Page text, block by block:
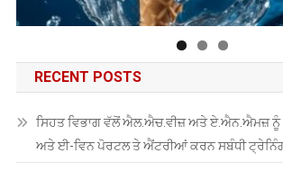
RECENT POSTS
ਸਿਹਤ ਵਿਭਾਗ ਵੱਲੋਂ ਐਲ.ਐਚ.ਵੀਜ਼ ਅਤੇ ਏ.ਐਨ.ਐਮਜ਼ ਨੂੰ
ਅਤੇ ਈ-ਵਿਨ ਪੋਰਟਲ ਤੇ ਐਂਟਰੀਆਂ ਕਰਨ ਸਬੰਧੀ